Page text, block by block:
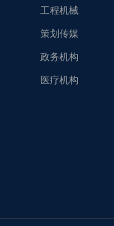
工程机械
策划传媒
政务机构
医疗机构